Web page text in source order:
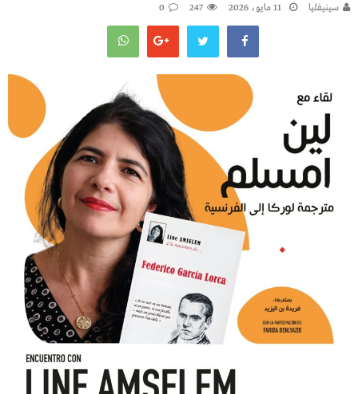
سينيفليا 11 مايو، 2026 247
0